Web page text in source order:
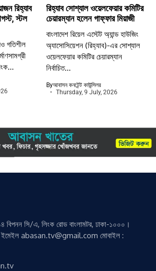
রিহ্যাব
স্টল
গতিশীল
রিহ্যাব সোশ্যাল ওয়েলফেয়ার কমিটির
চেয়ারম্যান হলেন গাফ্ফার মিয়াজী
বাংলাদেশ রিয়েল এস্টেট অ্যান্ড হাউজিং
অ্যাসোসিয়েশন (রিহ্যাব)-এর সোশ্যাল
ওয়েলফেয়ার কমিটির চেয়ারম্যান
নির্বাচিত...
Byআবাসন কনটেন্ট কাউন্সিলর
Thursday, 9 July, 2026
বিপনন সি/এ, লিংক রোড বাংলামটর, ঢাকা-১০০০।
ইমেইল abasan.tv@gmail.com মোবাইল :